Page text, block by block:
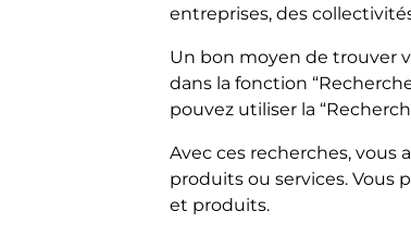
entreprises, des
Un bon moyen de trouver
dans la fonction
pouvez utiliser la
Avec ces recherches, vous
produits ou services. Vous
et produits.